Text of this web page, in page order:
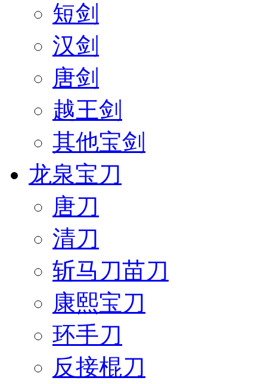
短剑
汉剑
唐剑
越王剑
其他宝剑
龙泉宝刀
唐刀
清刀
斩马刀苗刀
康熙宝刀
环手刀
反接棍刀